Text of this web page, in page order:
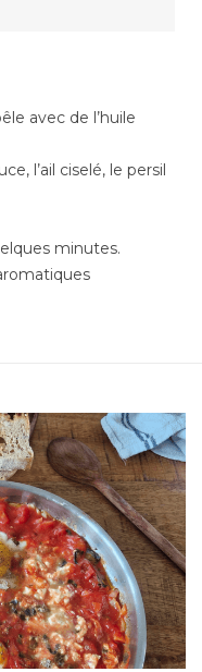
avec de l’huile
l’ail ciselé, le persil
minutes.